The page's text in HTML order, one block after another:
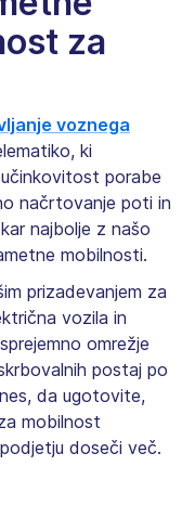
za
voznega
ki
porabe
načrtovanje poti in
najbolje z našo
mobilnosti.
prizadevanjem za
vozila in
omrežje
postaj po
da ugotovite,
mobilnost
doseči več.